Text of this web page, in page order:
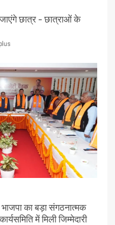
जाएंगे छात्र – छात्राओं के
का बड़ा संगठनात्मक
में मिली जिम्मेदारी